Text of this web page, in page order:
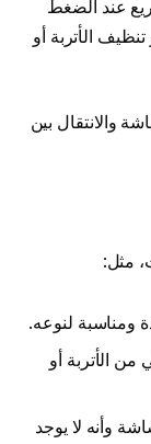
عند الضغط
الأتربة أو
والانتقال بين
مثل:
ومناسبة لنوعه.
الأتربة أو
وأنه لا يوجد